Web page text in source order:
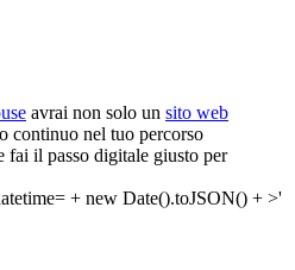
avrai non solo un sito web
continuo nel tuo percorso
fai il passo digitale giusto per